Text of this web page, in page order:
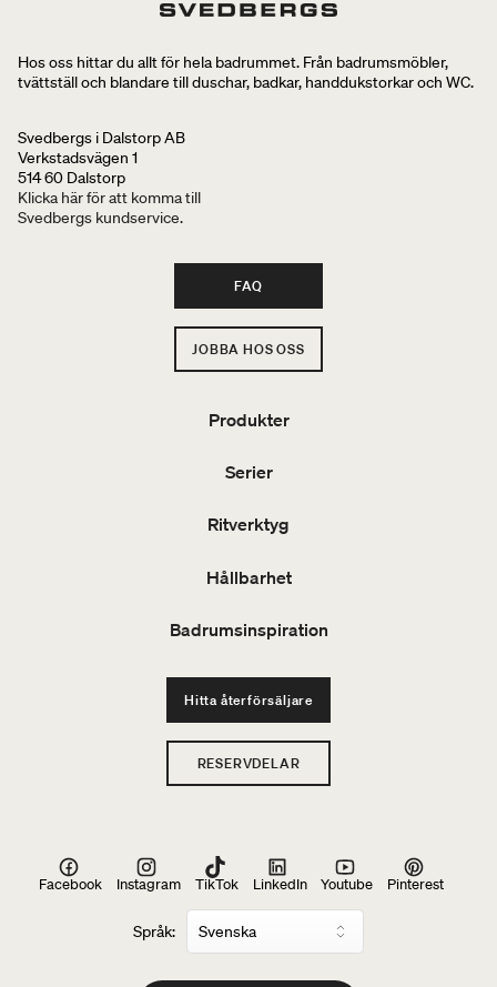
Hos oss hittar du allt för hela badrummet. Från badrumsmöbler,
tvättställ och blandare till duschar, badkar, handdukstorkar och WC.
Svedbergs i Dalstorp AB
Verkstadsvägen 1
514 60 Dalstorp
Klicka här för att komma till
Svedbergs kundservice.
FAQ
JOBBA HOS OSS
Produkter
Serier
Ritverktyg
Hållbarhet
Badrumsinspiration
Hitta återförsäljare
RESERVDELAR
Språk:
Facebook Instagram TikTok LinkedIn Youtube Pinterest